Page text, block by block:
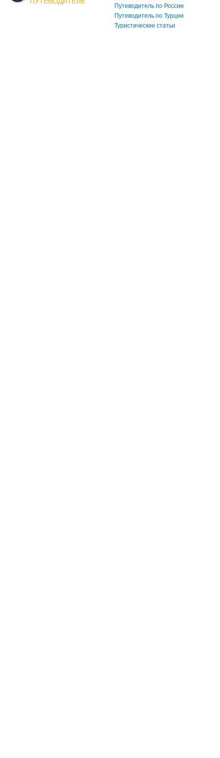
Путеводитель по России
Путеводитель по Турции
Туристические статьи